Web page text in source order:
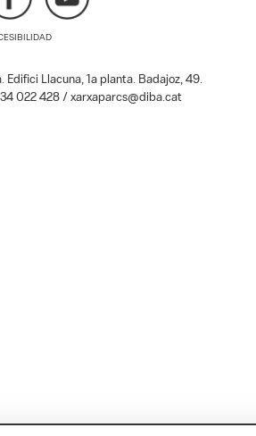
Llacuna, 1a planta. Badajoz, 49.
022 428 / xarxaparcs@diba.cat